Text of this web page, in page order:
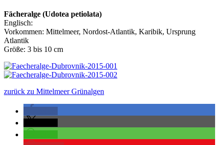
Fächeralge (Udotea petiolata)
Englisch:
Vorkommen: Mittelmeer, Nordost-Atlantik, Karibik, Ursprung
Atlantik
Größe: 3 bis 10 cm
zurück zu Mittelmeer Grünalgen